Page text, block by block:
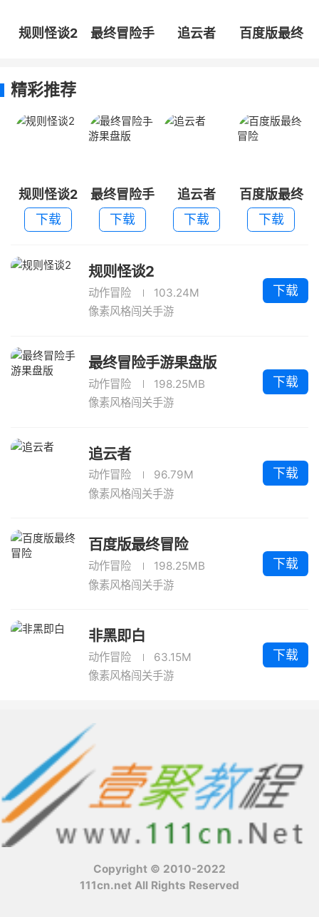
规则怪谈2
最终冒险手
追云者
百度版最终
精彩推荐
规则怪谈2
下载
最终冒险手
游果盘版
下载
追云者
下载
百度版最终
冒险
下载
规则怪谈2
动作冒险
103.24M
像素风格闯关手游
下载
最终冒险手游果盘版
动作冒险
198.25MB
像素风格闯关手游
下载
追云者
动作冒险
96.79M
像素风格闯关手游
下载
百度版最终冒险
动作冒险
198.25MB
像素风格闯关手游
下载
非黑即白
动作冒险
63.15M
像素风格闯关手游
下载
Copyright © 2010-2022
111cn.net All Rights Reserved